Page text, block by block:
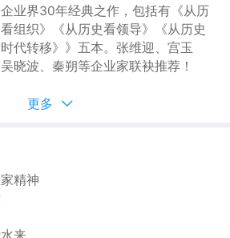
业界30年经典之作，包括有《从历
组织》《从历史看领导》《从历史
代转移》》五本。张维迎、宫玉
晓波、秦朔等企业家联袂推荐！
发与借鉴的作品，也是许倬云先生
实现基业长青，也可帮助企业家拨
组织、管理、人物、时代转移五方
中国人自己的经营管理哲学。
加了新版序言《寻找中国的企业家精
文章、演讲。这也是这套书，在两
版。
更多
精神